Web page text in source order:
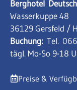
Berghotel
Wasserkuppe 48
36129 Gersfeld /
Buchung: Tel.
tägl. Mo-So 9-18
Preise &